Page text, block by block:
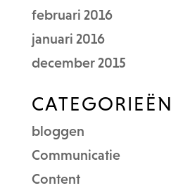
februari 2016
januari 2016
december 2015
CATEGORIEËN
bloggen
Communicatie
Content